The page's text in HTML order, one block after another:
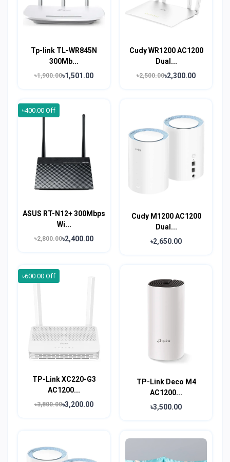
Tp-link TL-WR845N
300Mb...
৳1,900.00৳1,501.00
Cudy WR1200 AC1200
Dual...
৳2,500.00৳2,300.00
৳400.00 Off
ASUS RT-N12+ 300Mbps
Wi...
৳2,800.00৳2,400.00
Cudy M1200 AC1200
Dual...
৳2,650.00
৳600.00 Off
TP-Link XC220-G3
AC1200...
৳3,800.00৳3,200.00
TP-Link Deco M4
AC1200...
৳3,500.00